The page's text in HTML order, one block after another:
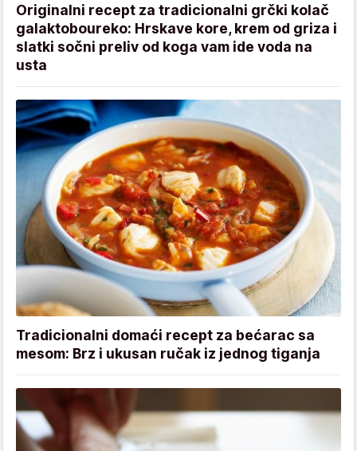
Originalni recept za tradicionalni grčki kolač
galaktoboureko: Hrskave kore, krem od griza i
slatki sočni preliv od koga vam ide voda na
usta
Tradicionalni domaći recept za bećarac sa
mesom: Brz i ukusan ručak iz jednog tiganja